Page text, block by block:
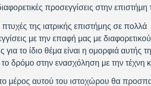
προσεγγίσεις στην επιστήμη
της ιατρικής επιστήμης σε
με την επαφή μας με
για το ίδιο θέμα είναι η ομορφιά αυτής
το δρόμο στην ενασχόληση με την τέχνη
μέρος αυτού του ιστοχώρου θα